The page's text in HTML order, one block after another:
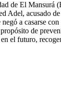
de El Mansurá
Adel, acusado de
a casarse
de
el futuro,